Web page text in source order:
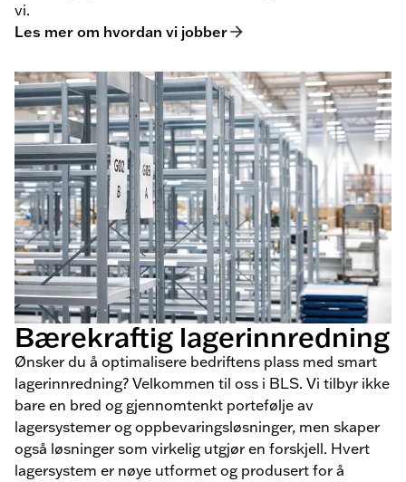
vi.
Les mer om hvordan vi jobber
Bærekraftig lagerinnredning
Ønsker du å optimalisere bedriftens plass med smart
lagerinnredning? Velkommen til oss i BLS. Vi tilbyr ikke
bare en bred og gjennomtenkt portefølje av
lagersystemer og oppbevaringsløsninger, men skaper
også løsninger som virkelig utgjør en forskjell. Hvert
lagersystem er nøye utformet og produsert for å